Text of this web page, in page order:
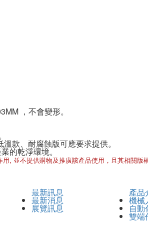
，不會變形。
款、耐腐蝕版可應要求提供。
的乾淨環境。
, 並不提供購物及推廣該產品使用，且其相關版
最新訊息
最新消息
展覽訊息
產品
機械
自動
雙端